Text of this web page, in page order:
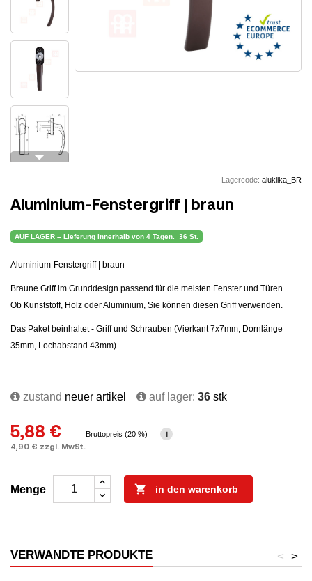
arrow_drop_down
Lagercode: aluklika_BR
Aluminium-Fenstergriff | braun
AUF LAGER – Lieferung innerhalb von 4 Tagen. 36 St.
Aluminium-Fenstergriff | braun
Braune Griff im Grunddesign passend für die meisten Fenster und Türen.
Ob Kunststoff, Holz oder Aluminium, Sie können diesen Griff verwenden.
Das Paket beinhaltet - Griff und Schrauben (Vierkant 7x7mm, Dornlänge
35mm, Lochabstand 43mm).
zustand neuer artikel auf lager: 36 stk
5,88 €
4,90 € zzgl. MwSt.
Bruttopreis (20 %) i
Menge  in den warenkorb
VERWANDTE PRODUKTE >
<